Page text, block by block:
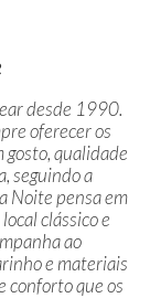
desde 1990.
oferecer os
qualidade
seguindo a
Noite pensa em
clássico e
ao
e materiais
conforto que os